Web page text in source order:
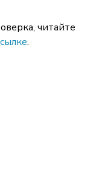
читайте
.